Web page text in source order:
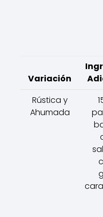
Variación
Rústica y
Ahumada